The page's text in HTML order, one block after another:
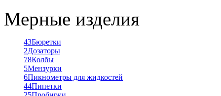
Мерные изделия
43Бюретки
2Дозаторы
78Колбы
5Мензурки
6Пикнометры для жидкостей
44Пипетки